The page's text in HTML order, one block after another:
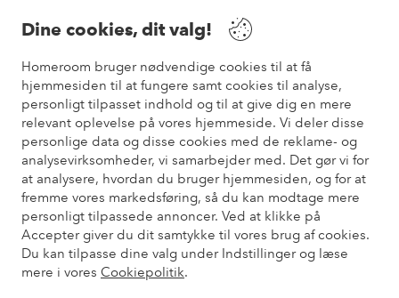
Dine cookies, dit valg!
Homeroom bruger nødvendige cookies til at få
hjemmesiden til at fungere samt cookies til analyse,
personligt tilpasset indhold og til at give dig en mere
relevant oplevelse på vores hjemmeside. Vi deler disse
personlige data og disse cookies med de reklame- og
analysevirksomheder, vi samarbejder med. Det gør vi for
at analysere, hvordan du bruger hjemmesiden, og for at
fremme vores markedsføring, så du kan modtage mere
personligt tilpassede annoncer. Ved at klikke på
Accepter giver du dit samtykke til vores brug af cookies.
Du kan tilpasse dine valg under Indstillinger og læse
mere i vores Cookiepolitik.
Vilkår
Venner
Sikre betalinger
Vil du vide mere om vores betalingsmuligheder ?
elpy